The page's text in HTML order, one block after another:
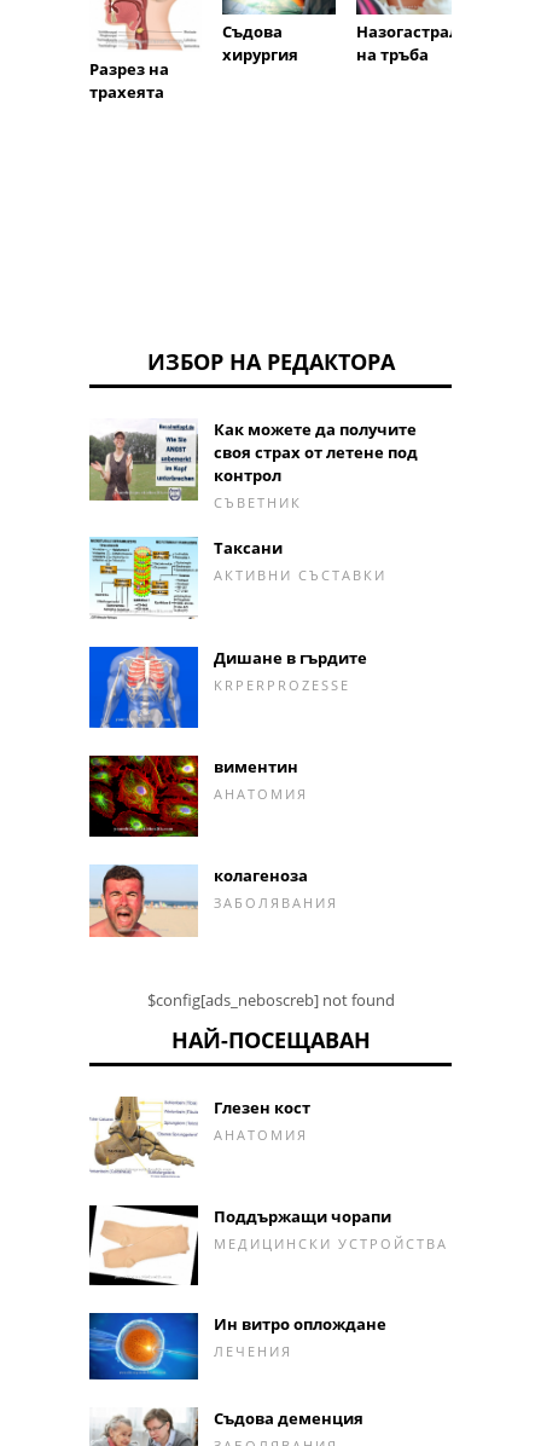
Разрез на
трахеята
Съдова
хирургия
Назогастрал
на тръба
ИЗБОР НА РЕДАКТОРА
Как можете да получите
своя страх от летене под
контрол
СЪВЕТНИК
Таксани
АКТИВНИ СЪСТАВКИ
Дишане в гърдите
KRPERPROZESSE
виментин
АНАТОМИЯ
колагеноза
ЗАБОЛЯВАНИЯ
$config[ads_neboscreb] not found
НАЙ-ПОСЕЩАВАН
Глезен кост
АНАТОМИЯ
Поддържащи чорапи
МЕДИЦИНСКИ УСТРОЙСТВА
Ин витро оплождане
ЛЕЧЕНИЯ
Съдова деменция